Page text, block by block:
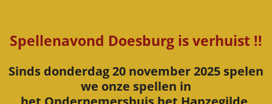
Spellenavond Doesburg is verhuist !!
Sinds donderdag 20 november 2025 spelen
we onze spellen in